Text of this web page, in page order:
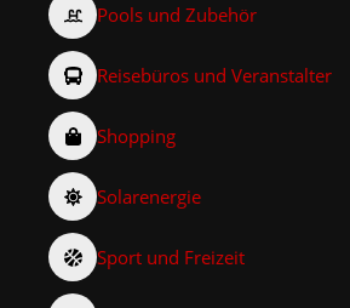
Pools und Zubehör
Reisebüros und Veranstalter
Shopping
Solarenergie
Sport und Freizeit